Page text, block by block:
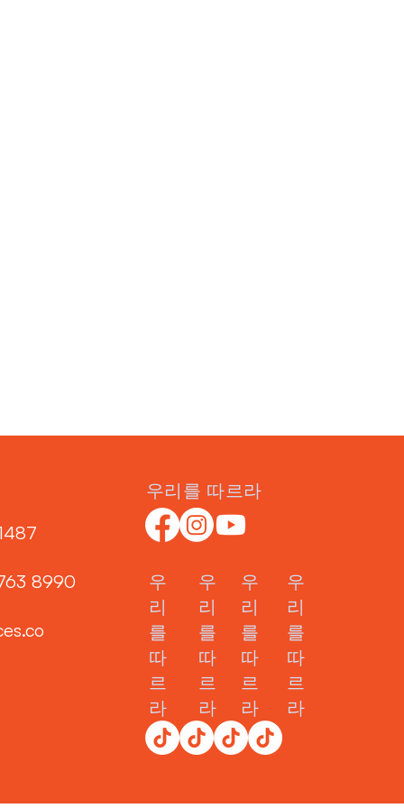
8990
우리를 따르라
우
리
를
따
르
라
우
리
를
따
르
라
우
리
를
따
르
라
우
리
를
따
르
라